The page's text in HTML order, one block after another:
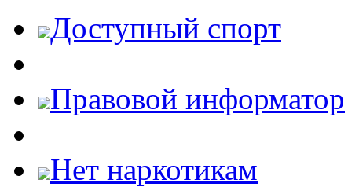
Доступный спорт
Правовой информатор
Нет наркотикам